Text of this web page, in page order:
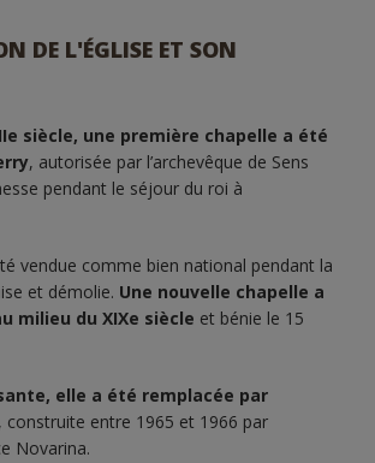
DE L'ÉGLISE ET SON
siècle, une première chapelle a été
, autorisée par l’archevêque de Sens
pendant le séjour du roi à
vendue comme bien national pendant la
et démolie. Une nouvelle chapelle a
milieu du XIXe siècle et bénie le 15
elle a été remplacée par
, construite entre 1965 et 1966 par
Novarina.